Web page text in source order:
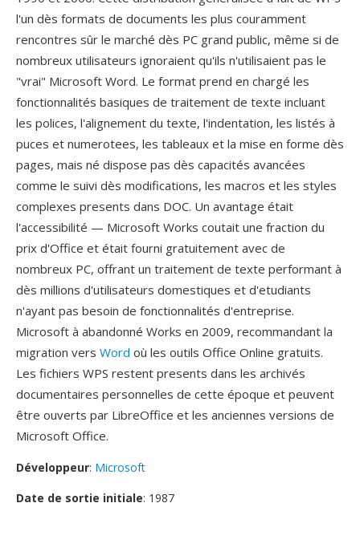
l'un dès formats de documents les plus couramment
rencontres sûr le marché dès PC grand public, même si de
nombreux utilisateurs ignoraient qu'ils n'utilisaient pas le
"vrai" Microsoft Word. Le format prend en chargé les
fonctionnalités basiques de traitement de texte incluant
les polices, l'alignement du texte, l'indentation, les listés à
puces et numerotees, les tableaux et la mise en forme dès
pages, mais né dispose pas dès capacités avancées
comme le suivi dès modifications, les macros et les styles
complexes presents dans DOC. Un avantage était
l'accessibilité — Microsoft Works coutait une fraction du
prix d'Office et était fourni gratuitement avec de
nombreux PC, offrant un traitement de texte performant à
dès millions d'utilisateurs domestiques et d'etudiants
n'ayant pas besoin de fonctionnalités d'entreprise.
Microsoft à abandonné Works en 2009, recommandant la
migration vers Word où les outils Office Online gratuits.
Les fichiers WPS restent presents dans les archivés
documentaires personnelles de cette époque et peuvent
être ouverts par LibreOffice et les anciennes versions de
Microsoft Office.
Développeur: Microsoft
Date de sortie initiale: 1987